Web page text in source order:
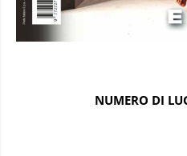
NUMERO DI